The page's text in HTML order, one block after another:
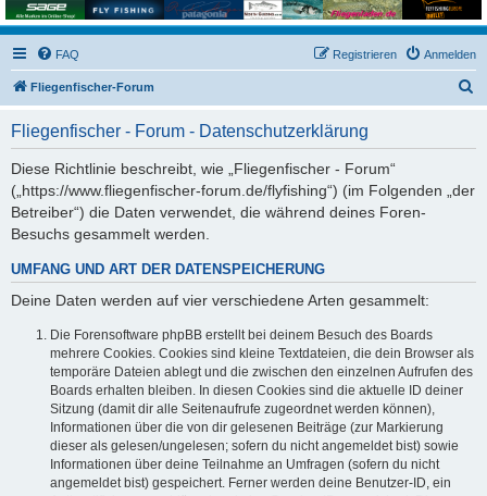
FAQ Anmelden
Registrieren
Fliegenfischer-Forum
Fliegenfischer - Forum - Datenschutzerklärung
Diese Richtlinie beschreibt, wie „Fliegenfischer - Forum“
(„https://www.fliegenfischer-forum.de/flyfishing“) (im Folgenden „der
Betreiber“) die Daten verwendet, die während deines Foren-
Besuchs gesammelt werden.
UMFANG UND ART DER DATENSPEICHERUNG
Deine Daten werden auf vier verschiedene Arten gesammelt:
Die Forensoftware phpBB erstellt bei deinem Besuch des Boards
mehrere Cookies. Cookies sind kleine Textdateien, die dein Browser als
temporäre Dateien ablegt und die zwischen den einzelnen Aufrufen des
Boards erhalten bleiben. In diesen Cookies sind die aktuelle ID deiner
Sitzung (damit dir alle Seitenaufrufe zugeordnet werden können),
Informationen über die von dir gelesenen Beiträge (zur Markierung
dieser als gelesen/ungelesen; sofern du nicht angemeldet bist) sowie
Informationen über deine Teilnahme an Umfragen (sofern du nicht
angemeldet bist) gespeichert. Ferner werden deine Benutzer-ID, ein